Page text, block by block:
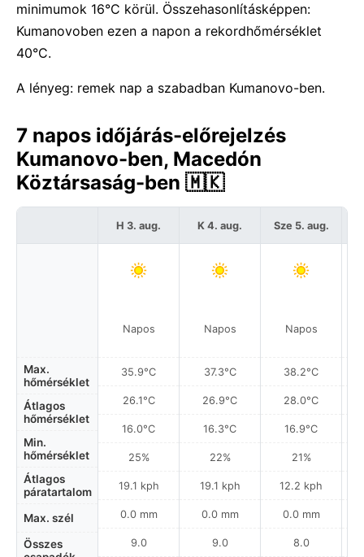
minimumok 16°C körül. Összehasonlításképpen:
Kumanovoben ezen a napon a rekordhőmérséklet
40°C.
A lényeg: remek nap a szabadban Kumanovo-ben.
7 napos időjárás-előrejelzés
Kumanovo-ben, Macedón
Köztársaság-ben 🇲🇰
Max.
hőmérséklet
Átlagos
hőmérséklet
Min.
hőmérséklet
Átlagos
páratartalom
Max. szél
Összes
H 3. aug.
Napos
35.9°C
26.1°C
16.0°C
25%
19.1 kph
0.0 mm
9.0
K 4. aug.
Napos
37.3°C
26.9°C
16.3°C
22%
19.1 kph
0.0 mm
9.0
Sze 5. aug.
Napos
38.2°C
28.0°C
16.9°C
21%
12.2 kph
0.0 mm
8.0